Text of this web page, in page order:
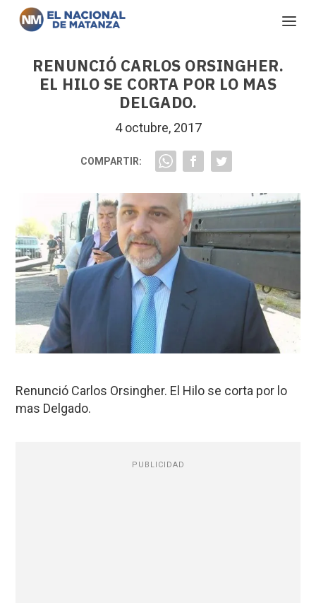
RENUNCIÓ CARLOS ORSINGHER.
EL HILO SE CORTA POR LO MAS
DELGADO.
4 octubre, 2017
COMPARTIR:
Renunció Carlos Orsingher. El Hilo se corta por lo
mas Delgado.
PUBLICIDAD